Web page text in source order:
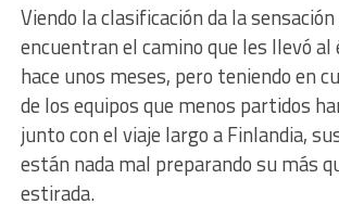
Viendo la clasificación da la
encuentran el camino que les llevó
hace unos meses, pero teniendo en
de los equipos que menos partidos
junto con el viaje largo a Finlandia,
están nada mal preparando su más
estirada.